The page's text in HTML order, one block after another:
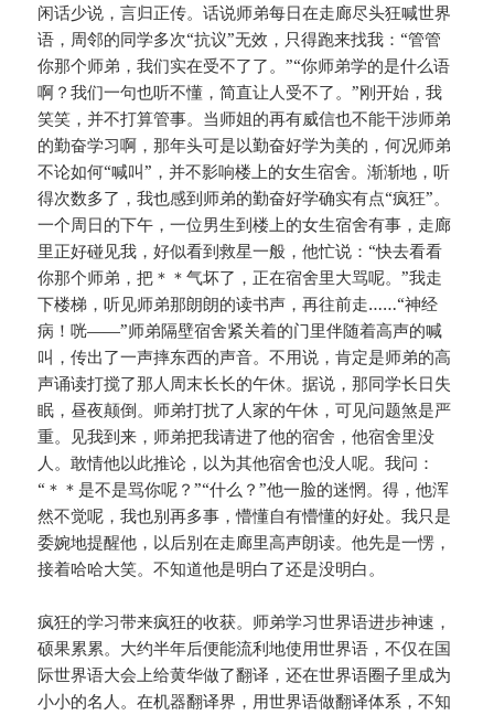
闲话少说，言归正传。话说师弟每日在走廊尽头狂喊世界
语，周邻的同学多次“抗议”无效，只得跑来找我：“管管
你那个师弟，我们实在受不了了。”“你师弟学的是什么语
啊？我们一句也听不懂，简直让人受不了。”刚开始，我
笑笑，并不打算管事。当师姐的再有威信也不能干涉师弟
的勤奋学习啊，那年头可是以勤奋好学为美的，何况师弟
不论如何“喊叫”，并不影响楼上的女生宿舍。渐渐地，听
得次数多了，我也感到师弟的勤奋好学确实有点“疯狂”。
一个周日的下午，一位男生到楼上的女生宿舍有事，走廊
里正好碰见我，好似看到救星一般，他忙说：“快去看看
你那个师弟，把＊＊气坏了，正在宿舍里大骂呢。”我走
下楼梯，听见师弟那朗朗的读书声，再往前走……“神经
病！咣——”师弟隔壁宿舍紧关着的门里伴随着高声的喊
叫，传出了一声摔东西的声音。不用说，肯定是师弟的高
声诵读打搅了那人周末长长的午休。据说，那同学长日失
眠，昼夜颠倒。师弟打扰了人家的午休，可见问题煞是严
重。见我到来，师弟把我请进了他的宿舍，他宿舍里没
人。敢情他以此推论，以为其他宿舍也没人呢。我问：
“＊＊是不是骂你呢？”“什么？”他一脸的迷惘。得，他浑
然不觉呢，我也别再多事，懵懂自有懵懂的好处。我只是
委婉地提醒他，以后别在走廊里高声朗读。他先是一愣，
接着哈哈大笑。不知道他是明白了还是没明白。
疯狂的学习带来疯狂的收获。师弟学习世界语进步神速，
硕果累累。大约半年后便能流利地使用世界语，不仅在国
际世界语大会上给黄华做了翻译，还在世界语圈子里成为
小小的名人。在机器翻译界，用世界语做翻译体系，不知